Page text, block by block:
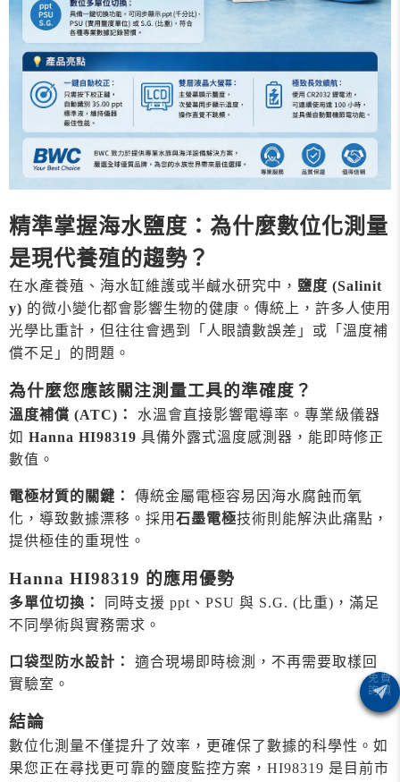
精準掌握海水鹽度：為什麼數位化測量
是現代養殖的趨勢？
在水產養殖、海水缸維護或半鹹水研究中， 鹽度 (Salinit
y) 的微小變化都會影響生物的健康。傳統上，許多人使用
光學比重計，但往往會遇到「人眼讀數誤差」或「溫度補
償不足」的問題。
為什麼您應該關注測量工具的準確度？
溫度補償 (ATC)：
水溫會直接影響電導率。專業級儀器
如 Hanna HI98319 具備外露式溫度感測器，能即時修正
數值。
電極材質的關鍵：
傳統金屬電極容易因海水腐蝕而氧
化，導致數據漂移。採用 石墨電極技術則能解決此痛點，
提供極佳的重現性。
Hanna HI98319 的應用優勢
多單位切換：
同時支援 ppt、PSU 與 S.G. (比重)，滿足
不同學術與實務需求。
口袋型防水設計：
適合現場即時檢測，不再需要取樣回
實驗室。
結論
數位化測量不僅提升了效率，更確保了數據的科學性。如
果您正在尋找更可靠的鹽度監控方案，HI98319 是目前市